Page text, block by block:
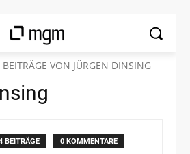
BEITRÄGE VON JÜRGEN DINSING
BEITRÄGE 0 KOMMENTARE